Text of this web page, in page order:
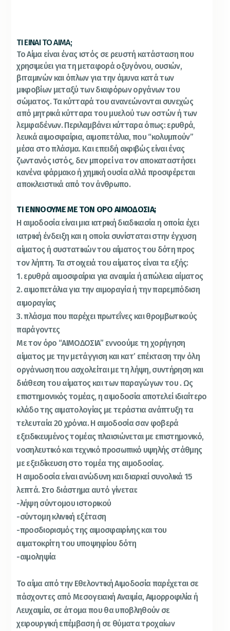
ΤΙ ΕΙΝΑΙ ΤΟ ΑΙΜΑ;
Το Αίμα είναι ένας ιστός σε ρευστή κατάσταση που
χρησιμεύει για τη μεταφορά οξυγόνου, ουσιών,
βιταμινών και όπλων για την άμυνα κατά των
μικροβίων μεταξύ των διαφόρων οργάνων του
σώματος. Τα κύτταρά του ανανεώνονται συνεχώς
από μητρικά κύτταρα του μυελού των οστών ή των
λεμφαδένων. Περιλαμβάνει κύτταρα όπως: ερυθρά,
λευκά αιμοσφαίρια, αιμοπετάλια, που “κολυμπούν”
μέσα στο πλάσμα. Και επειδή ακριβώς είναι ένας
ζωντανός ιστός, δεν μπορεί να τον αποκαταστήσει
κανένα φάρμακο ή χημική ουσία αλλά προσφέρεται
αποκλειστικά από τον άνθρωπο.
ΤΙ ΕΝΝΟΟΥΜΕ ΜΕ ΤΟΝ ΟΡΟ ΑΙΜΟΔΟΣΙΑ;
Η αιμοδοσία είναι μια ιατρική διαδικασία η οποία έχει
ιατρική ένδειξη και η οποία συνίσταται στην έγχυση
αίματος ή συστατικών του αίματος του δότη προς
τον λήπτη. Τα στοιχειά του αίματος είναι τα εξής:
1. ερυθρά αιμοσφαίρια για αναιμία ή απώλεια αίματος
2. αιμοπετάλια για την αιμοραγία ή την παρεμπόδιση
αιμοραγίας
3. πλάσμα που παρέχει πρωτεΐνες και θρομβωτικούς
παράγοντες
Με τον όρο “ΑΙΜΟΔΟΣΙΑ” εννοούμε τη χορήγηση
αίματος με την μετάγγιση και κατ’ επέκταση την όλη
οργάνωση που ασχολείται με τη λήψη, συντήρηση και
διάθεση του αίματος και των παραγώγων του . Ως
επιστημονικός τομέας, η αιμοδοσία αποτελεί ιδιαίτερο
κλάδο της αιματολογίας με τεράστια ανάπτυξη τα
τελευταία 20 χρόνια. Η αιμοδοσία σαν φοβερά
εξειδικευμένος τομέας πλαισιώνεται με επιστημονικό,
νοσηλευτικό και τεχνικό προσωπικό υψηλής στάθμης
με εξειδίκευση στο τομέα της αιμοδοσίας.
Η αιμοδοσία είναι ανώδυνη και διαρκεί συνολικά 15
λεπτά. Στο διάστημα αυτό γίνεται:
-λήψη σύντομου ιστορικού
-σύντομη κλινική εξέταση
-προσδιορισμός της αιμοσφαιρίνης και του
αιματοκρίτη του υποψηφίου δότη
-αιμοληψία
Το αίμα από την Εθελοντική Αιμοδοσία παρέχεται σε
πάσχοντες από Μεσογειακή Αναιμία, Αιμορροφιλία ή
Λευχαιμία, σε άτομα που θα υποβληθούν σε
χειρουργική επέμβαση ή σε θύματα τροχαίων